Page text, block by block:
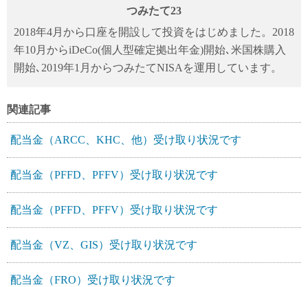
つみたて23
2018年4月から口座を開設して投資をはじめました。2018
年10月からiDeCo(個人型確定拠出年金)開始､米国株購入
開始､2019年1月からつみたてNISAを運用しています。
関連記事
配当金（ARCC、KHC、他）受け取り状況です
配当金（PFFD、PFFV）受け取り状況です
配当金（PFFD、PFFV）受け取り状況です
配当金（VZ、GIS）受け取り状況です
配当金（FRO）受け取り状況です